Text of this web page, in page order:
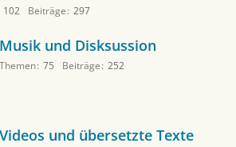
102 Beiträge 297
Musik und Disksussion
Themen 75 Beiträge 252
Videos und übersetzte Texte